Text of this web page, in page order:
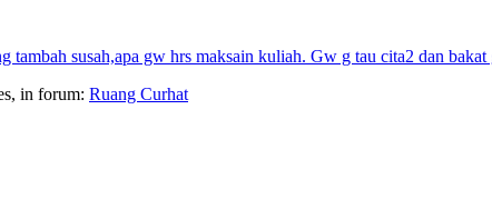
tambah susah,apa gw hrs maksain kuliah. Gw g tau cita2 dan
in forum: Ruang Curhat